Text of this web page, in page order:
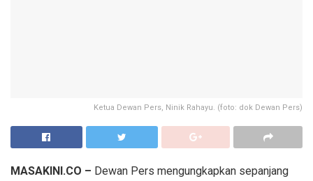
Ketua Dewan Pers, Ninik Rahayu. (foto: dok Dewan Pers)
MASAKINI.CO – Dewan Pers mengungkapkan sepanjang